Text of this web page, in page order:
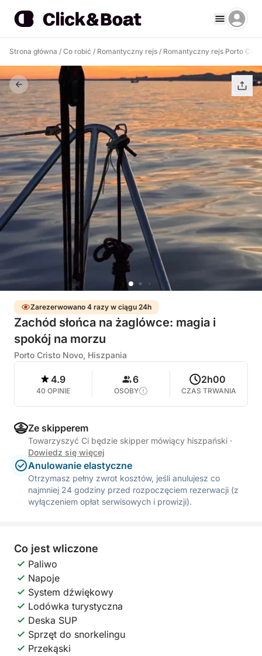
Strona główna / Co robić / Romantyczny rejs / Romantyczny rejs Porto
Zarezerwowano 4 razy w ciągu 24h
Zachód słońca na żaglówce: magia i
spokój na morzu
Porto Cristo Novo, Hiszpania
4.9
40 OPINIE
6
OSOBY
2h00
CZAS TRWANIA
Ze skipperem
Towarzyszyć Ci będzie skipper mówiący hiszpański ·
Dowiedz się więcej
Anulowanie elastyczne
Otrzymasz pełny zwrot kosztów, jeśli anulujesz co
najmniej 24 godziny przed rozpoczęciem rezerwacji (z
wyłączeniem opłat serwisowych i prowizji).
Co jest wliczone
Paliwo
Napoje
System dźwiękowy
Lodówka turystyczna
Deska SUP
Sprzęt do snorkelingu
Przekąski